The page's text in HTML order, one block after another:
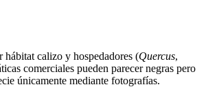
calizo y hospedadores (Quercus,
comerciales pueden parecer negras pero
únicamente mediante fotografías.